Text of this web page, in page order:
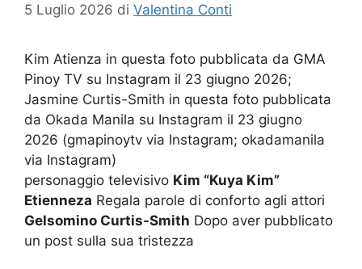
5 Luglio 2026 di Valentina Conti
Kim Atienza in questa foto pubblicata da GMA
Pinoy TV su Instagram il 23 giugno 2026;
Jasmine Curtis-Smith in questa foto pubblicata
da Okada Manila su Instagram il 23 giugno
2026 (gmapinoytv via Instagram; okadamanila
via Instagram)
personaggio televisivo Kim “Kuya Kim”
Etienneza Regala parole di conforto agli attori
Gelsomino Curtis-Smith Dopo aver pubblicato
un post sulla sua tristezza